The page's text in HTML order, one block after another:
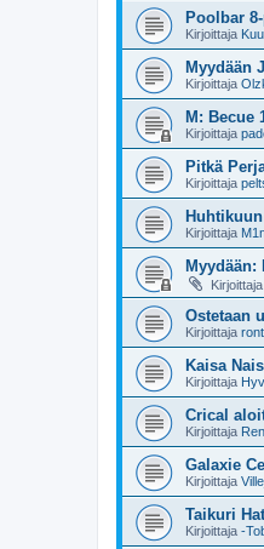
Poolbar
Kirjoittaja
Myydään
Kirjoittaja
M: Becue
Kirjoittaja
Pitkä
Kirjoittaja
Kirjoittaja
Myydään:
Kirjoittaja
Ostetaan
Kirjoittaja
Kaisa
Kirjoittaja
Crical
Kirjoittaja
Galaxie
Kirjoittaja
Taikuri
Kirjoittaja -